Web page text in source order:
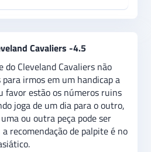
Cavaliers -4.5
do Cleveland Cavaliers não
irmos em um handicap a
favor estão os números ruins
joga de um dia para o outro,
ou outra peça pode ser
recomendação de palpite é no